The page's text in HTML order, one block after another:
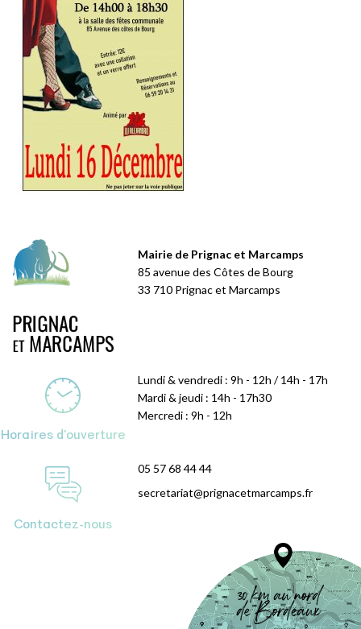
Mairie de Prignac et Marcamps
85 avenue des Côtes de Bourg
33 710 Prignac et Marcamps
Horaires d'ouverture
Lundi & vendredi : 9h - 12h / 14h - 17h
Mardi & jeudi : 14h - 17h30
Mercredi : 9h - 12h
Contactez-nous
05 57 68 44 44
secretariat@prignacetmarcamps.fr